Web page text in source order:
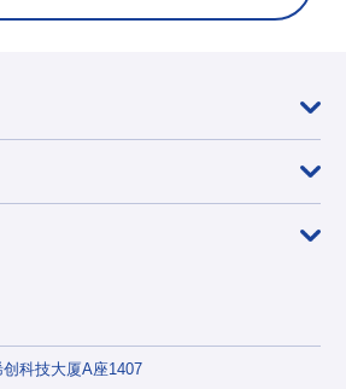
科技大厦A座1407